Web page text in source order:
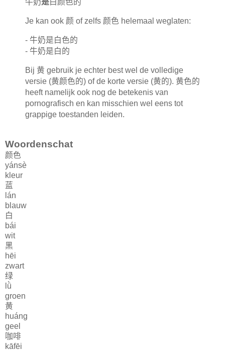
牛奶是白颜色的
Je kan ook 颜 of zelfs 颜色 helemaal weglaten:
- 牛奶是白色的
- 牛奶是白的
Bij 黄 gebruik je echter best wel de volledige
versie (黄颜色的) of de korte versie (黄的). 黄色的
heeft namelijk ook nog de betekenis van
pornografisch en kan misschien wel eens tot
grappige toestanden leiden.
Woordenschat
颜色
yánsè
kleur
蓝
lán
blauw
白
bái
wit
黑
hēi
zwart
绿
lǜ
groen
黄
huáng
geel
咖啡
kāfēi